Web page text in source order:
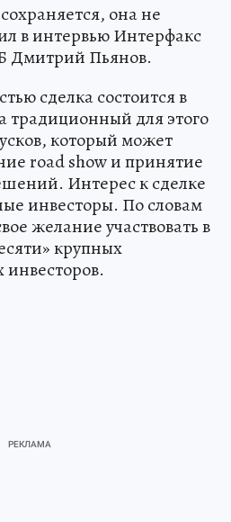
она не
в интервью Интерфакс
Дмитрий Пьянов.
сделка состоится в
традиционный для этого
который может
road show и принятие
Интерес к сделке
инвесторы. По словам
желание участвовать в
крупных